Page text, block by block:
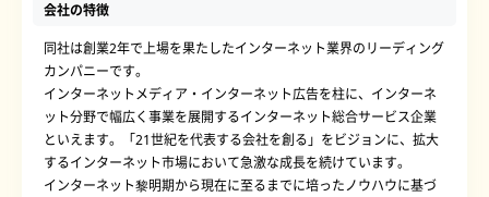
会社の特徴
同社は創業2年で上場を果たしたインターネット業界のリーディング
カンパニーです。
インターネットメディア・インターネット広告を柱に、インターネ
ット分野で幅広く事業を展開するインターネット総合サービス企業
といえます。「21世紀を代表する会社を創る」をビジョンに、拡大
するインターネット市場において急激な成長を続けています。
インターネット黎明期から現在に至るまでに培ったノウハウに基づ